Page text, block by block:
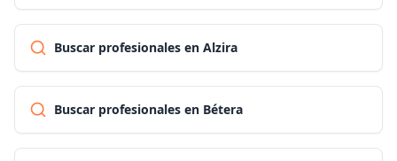
Buscar profesionales en Alzira
Buscar profesionales en Bétera